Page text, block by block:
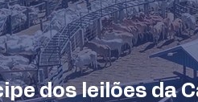
dos leilões da